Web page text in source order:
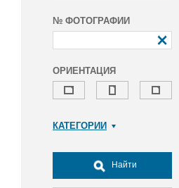
№ ФОТОГРАФИИ
ОРИЕНТАЦИЯ
КАТЕГОРИИ
Досуг, туризм и отдых
Культура
Найти